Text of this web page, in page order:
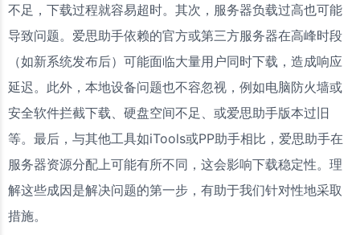
不足，下载过程就容易超时。其次，服务器负载过高也可能
导致问题。爱思助手依赖的官方或第三方服务器在高峰时段
（如新系统发布后）可能面临大量用户同时下载，造成响应
延迟。此外，本地设备问题也不容忽视，例如电脑防火墙或
安全软件拦截下载、硬盘空间不足、或爱思助手版本过旧
等。最后，与其他工具如iTools或PP助手相比，爱思助手在
服务器资源分配上可能有所不同，这会影响下载稳定性。理
解这些成因是解决问题的第一步，有助于我们针对性地采取
措施。